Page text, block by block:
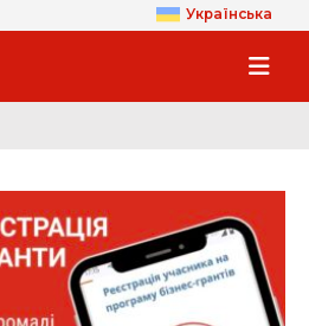
Українська